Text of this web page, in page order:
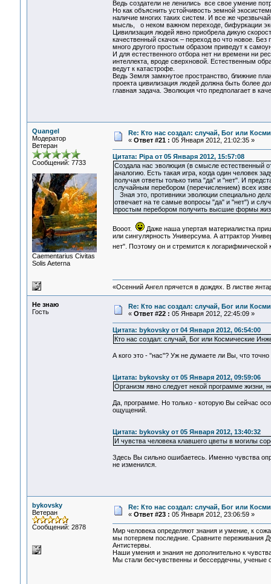
Ведь создатели не ленились все свое умение
Но как объяснить устойчивость земной
наличие многих таких систем. И все же
мысль, о неком важном переходе, бифуркации
Цивилизация людей явно приобрела дикую
качественный скачок – переход во что новое.
много другого простым образом приведут к
И для естественного отбора нет ни времени ни
интеллекта, вроде сверхновой. Естественным
ведут к катастрофе.
Ведь Земля замкнутое пространство, ближние
проекта цивилизация людей должна быть более
главная задача. Эволюция что предполагает в
Quangel
Модератор
Ветеран
Сообщений: 7733
Сaementarius Civitas
Solis Aeterna
Re: Кто нас создал: случай, Бог или
« Ответ #21 : 05 Января 2012, 21:02:35 »
Цитата: Pipa от 05 Января 2012, 15:57:08
Создала нас эволюция (в смысле естественный
аналогию. Есть такая игра, когда один человек
получая ответы только типа "да" и "нет". И
случайным перебором (перечислением) всех
Зная это, противники эволюции специально
отвечает на те самые вопросы "да" и "нет") и
простым перебором получить высшие формы
Вооот.
Даже наша упертая материалистка
или сингулярность Универсума. А аттрактор
нет". Поэтому он и стремится к логарифмической
«Осенний Ангел прячется в дождях. В листве
Не знаю
Гость
Re: Кто нас создал: случай, Бог или
« Ответ #22 : 05 Января 2012, 22:45:09 »
Цитата: bykovsky от 04 Января 2012, 06:54:00
Кто нас создал: случай, Бог или Космические
А кого это - "нас"? Уж не думаете ли Вы, что
Цитата: bykovsky от 05 Января 2012, 09:59:06
Организм явно следует некой программе
Да, программе. Но только - которую Вы сейчас
ощущений.
Цитата: bykovsky от 05 Января 2012, 13:40:32
И чувства человека клавшего цветы в могилы
Здесь Вы сильно ошибаетесь. Именно чувства
не изменился.
bykovsky
Ветеран
Сообщений: 2878
Re: Кто нас создал: случай, Бог или
« Ответ #23 : 05 Января 2012, 23:06:59 »
Мир человека определяют знания и умение, к
мы потеряем последние. Сравните переживания
Антистервы.
Наши умения и знания не дополнительно к
Мы стали бесчувственны и бессердечны, ученые